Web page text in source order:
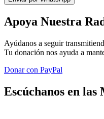
Apoya Nuestra
Ayúdanos a seguir
Tu donación nos ayuda a
Donar con PayPal
Escúchanos en